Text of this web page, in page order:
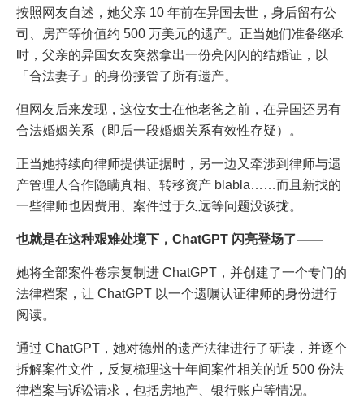
按照网友自述，她父亲 10 年前在异国去世，身后留有公
司、房产等价值约 500 万美元的遗产。正当她们准备继承
时，父亲的异国女友突然拿出一份亮闪闪的结婚证，以
「合法妻子」的身份接管了所有遗产。
但网友后来发现，这位女士在他老爸之前，在异国还另有
合法婚姻关系（即后一段婚姻关系有效性存疑）。
正当她持续向律师提供证据时，另一边又牵涉到律师与遗
产管理人合作隐瞒真相、转移资产 blabla……而且新找的
一些律师也因费用、案件过于久远等问题没谈拢。
也就是在这种艰难处境下，ChatGPT 闪亮登场了——
她将全部案件卷宗复制进 ChatGPT，并创建了一个专门的
法律档案，让 ChatGPT 以一个遗嘱认证律师的身份进行
阅读。
通过 ChatGPT，她对德州的遗产法律进行了研读，并逐个
拆解案件文件，反复梳理这十年间案件相关的近 500 份法
律档案与诉讼请求，包括房地产、银行账户等情况。